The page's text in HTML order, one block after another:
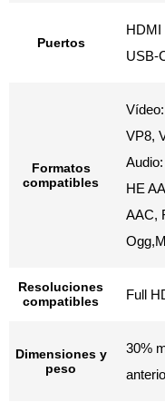
Puertos
HDMI
USB-
Formatos
compatibles
VP8,
HE
AAC,
Resoluciones
compatibles
Full
Dimensiones y
peso
30%